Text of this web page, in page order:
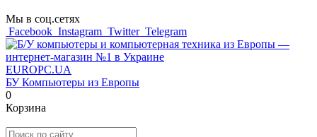
Мы в соц.сетях
Facebook Instagram Twitter Telegram
EUROPC.UA
БУ Компьютеры из Европы
0
Корзина